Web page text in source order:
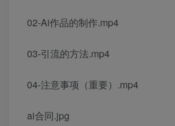
02-Ai作品的制作.mp4
03-引流的方法.mp4
04-注意事项（重要）.mp4
ai合同.jpg